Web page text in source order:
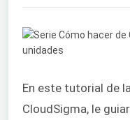
En este tutorial de
CloudSigma, le